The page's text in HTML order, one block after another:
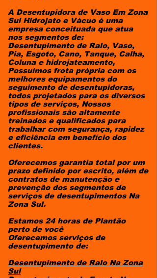
​A Desentupidora de Vaso Em Zona
Sul Hidrojato e Vácuo é uma
empresa conceituada que atua
nos segmentos de:
Desentupimento de Ralo, Vaso,
Pia, Esgoto, Cano, Tanque, Calha,
Coluna e hidrojateamento,
Possuímos frota própria com os
melhores equipamentos do
seguimento de desentupidoras,
todos projetados para os diversos
tipos de serviços, Nossos
profissionais são altamente
treinados e qualificados para
trabalhar com segurança, rapidez
e eficiência em benefício dos
clientes.
Oferecemos garantia total por um
prazo definido por escrito, além de
contratos de manutenção e
prevenção dos segmentos de
serviços de desentupimentos Na
Zona Sul.
Estamos 24 horas de Plantão
perto de você
Oferecemos serviços de
desentupimento de:
Desentupimento de Ralo Na Zona
Sul